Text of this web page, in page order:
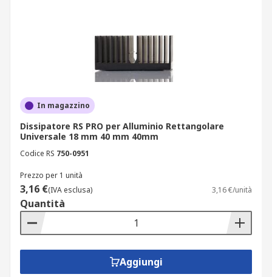
In magazzino
Dissipatore RS PRO per Alluminio Rettangolare
Universale 18 mm 40 mm 40mm
Codice RS 750-0951
Prezzo per 1 unità
3,16 €(IVA esclusa) 3,16 €/unità
Quantità
Aggiungi